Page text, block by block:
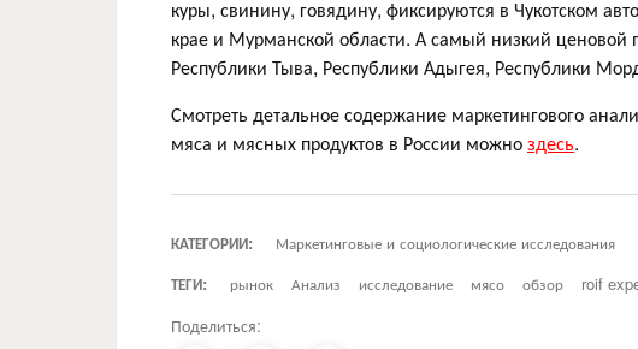
куры, свинину, говядину, фиксируются в Чукотском
крае и Мурманской области. А самый низкий ценовой
Республики Тыва, Республики Адыгея, Республики
Смотреть детальное содержание маркетингового
мяса и мясных продуктов в России можноздесь.
КАТЕГОРИИ:
Маркетинговые и социологические исследования
ТЕГИ:
рынок Анализ исследование мясо обзор roif
Поделиться: